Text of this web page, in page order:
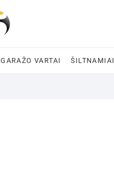
GARAŽO VARTAI ŠILTNAMIAI